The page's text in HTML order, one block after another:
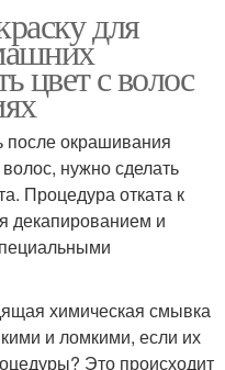
для
цвет с волос
после окрашивания
нужно сделать
Процедура отката к
декапированием и
химическая смывка
и ломкими, если их
Это происходит